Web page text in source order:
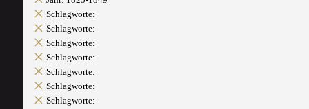
Schlagworte:
Schlagworte:
Schlagworte:
Schlagworte:
Schlagworte:
Schlagworte:
Schlagworte: